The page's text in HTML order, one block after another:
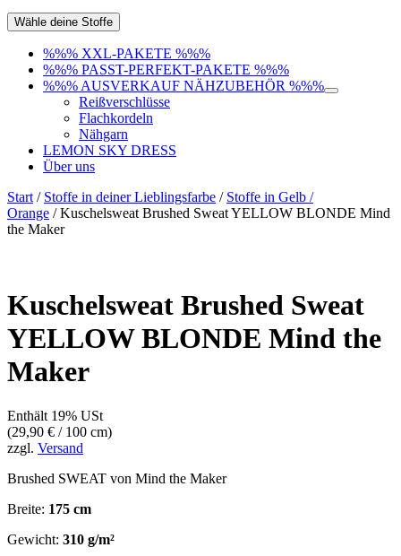
Wähle deine Stoffe
%%% XXL-PAKETE %%%
%%% PASST-PERFEKT-PAKETE %%%
%%% AUSVERKAUF NÄHZUBEHÖR %%%
Reißverschlüsse
Flachkordeln
Nähgarn
LEMON SKY DRESS
Über uns
Start / Stoffe in deiner Lieblingsfarbe / Stoffe in Gelb /
Orange / Kuschelsweat Brushed Sweat YELLOW BLONDE Mind
the Maker
Kuschelsweat Brushed Sweat
YELLOW BLONDE Mind the
Maker
Enthält 19% USt
(29,90 € / 100 cm)
zzgl. Versand
Brushed SWEAT von Mind the Maker
Breite: 175 cm
Gewicht: 310 g/m²